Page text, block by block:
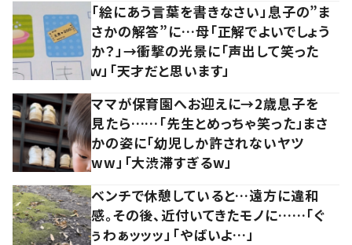
「絵にあう言葉を書きなさい」息子の”ま
さかの解答”に…母「正解でよいでしょう
か？」→衝撃の光景に「声出して笑った
ｗ」「天才だと思います」
ママが保育園へお迎えに→2歳息子を
見たら……「先生とめっちゃ笑った」まさ
かの姿に「幼児しか許されないヤツ
ww」「大渋滞すぎるw」
ベンチで休憩していると…遠方に違和
感。その後、近付いてきたモノに……「ぐ
ぅわぁッッッ」「やばいよ…」